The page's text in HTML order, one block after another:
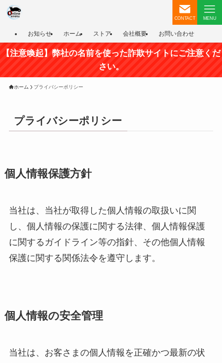
CONTACT MENU
お知らせ ホーム ストア 会社概要 お問い合わせ
【注意喚起】弊社の名前を使った詐欺サイトにご注意くだ
さい。
ホーム プライバシーポリシー
プライバシーポリシー
個人情報保護方針
当社は、当社が取得した個人情報の取扱いに関
し、個人情報の保護に関する法律、個人情報保護
に関するガイドライン等の指針、その他個人情報
保護に関する関係法令を遵守します。
個人情報の安全管理
当社は、お客さまの個人情報を正確かつ最新の状